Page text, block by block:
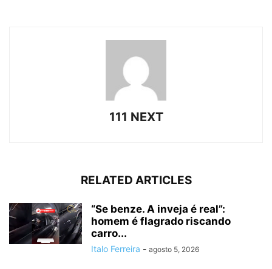
111 NEXT
RELATED ARTICLES
“Se benze. A inveja é real”:
homem é flagrado riscando
carro...
Italo Ferreira - agosto 5, 2026